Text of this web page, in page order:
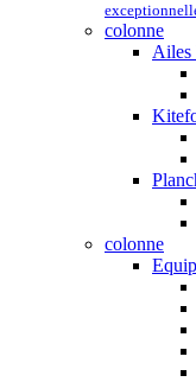
colonne
Ailes
colonne